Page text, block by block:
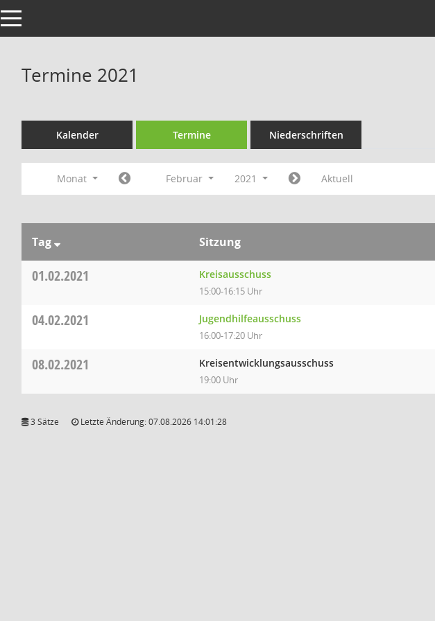
Toggle navigation
Termine 2021
Kalender Termine Niederschriften
Monat Februar 2021 Aktuell
Tag Sitzung
01.02.2021 Kreisausschuss
15:00-16:15 Uhr
04.02.2021 Jugendhilfeausschuss
16:00-17:20 Uhr
08.02.2021 Kreisentwicklungsausschuss
19:00 Uhr
3 Sätze Letzte Änderung: 07.08.2026 14:01:28